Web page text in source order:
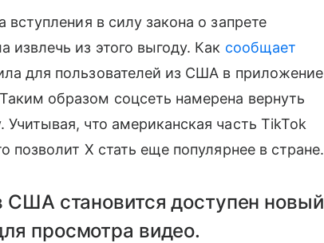
в силу закона о запрете
из этого выгоду. Как сообщает
для пользователей из США в приложение
образом соцсеть намерена вернуть
что американская часть TikTok
позволит X стать еще популярнее в стране.
США становится доступен новый
просмотра видео.